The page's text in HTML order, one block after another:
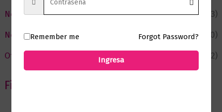
Negocios
(43)
Novedades
(110)
Ofertas
(12)
Filtrar por Autor
Remember me Forgot Password?
Ingresa